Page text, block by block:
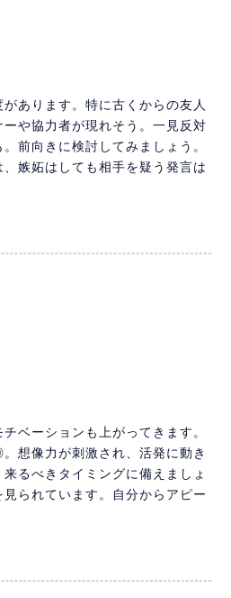
あります。特に古くからの友人
や協力者が現れそう。一見反対
前向きに検討してみましょう。
嫉妬はしても相手を疑う発言は
ベーションも上がってきます。
想像力が刺激され、活発に動き
るべきタイミングに備えましょ
られています。自分からアピー